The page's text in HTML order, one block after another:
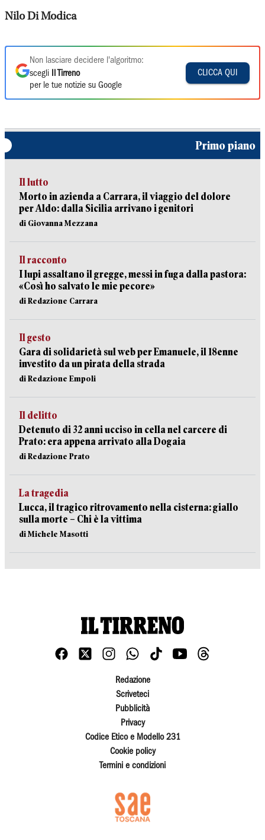
Nilo Di Modica
Non lasciare decidere l'algoritmo:
scegli
Il Tirreno
per le tue notizie su Google
CLICCA QUI
Primo piano
Il lutto
Morto in azienda a Carrara, il viaggio del dolore
per Aldo: dalla Sicilia arrivano i genitori
di Giovanna Mezzana
Il racconto
I lupi assaltano il gregge, messi in fuga dalla pastora:
«Così ho salvato le mie pecore»
di Redazione Carrara
Il gesto
Gara di solidarietà sul web per Emanuele, il 18enne
investito da un pirata della strada
di Redazione Empoli
Il delitto
Detenuto di 32 anni ucciso in cella nel carcere di
Prato: era appena arrivato alla Dogaia
di Redazione Prato
La tragedia
Lucca, il tragico ritrovamento nella cisterna: giallo
sulla morte – Chi è la vittima
di Michele Masotti
Redazione
Scriveteci
Pubblicità
Privacy
Codice Etico e Modello 231
Cookie policy
Termini e condizioni